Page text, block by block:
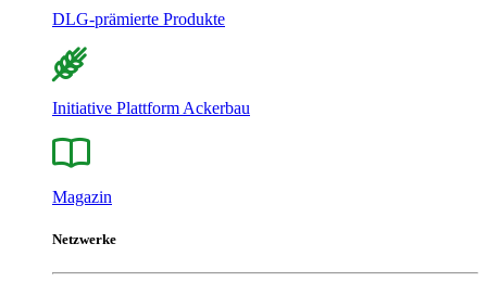
DLG-prämierte Produkte
Initiative Plattform Ackerbau
Magazin
Netzwerke